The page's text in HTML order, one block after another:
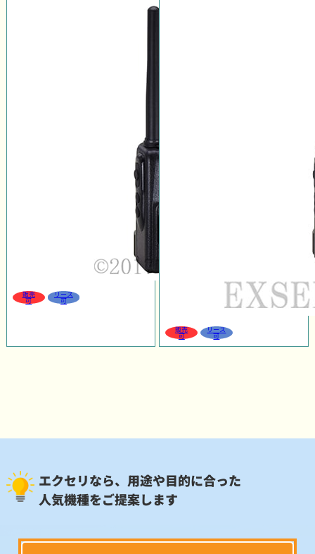
販売
可
リース
可
販売
可
リース
可
エクセリなら、用途や目的に合った
人気機種をご提案します